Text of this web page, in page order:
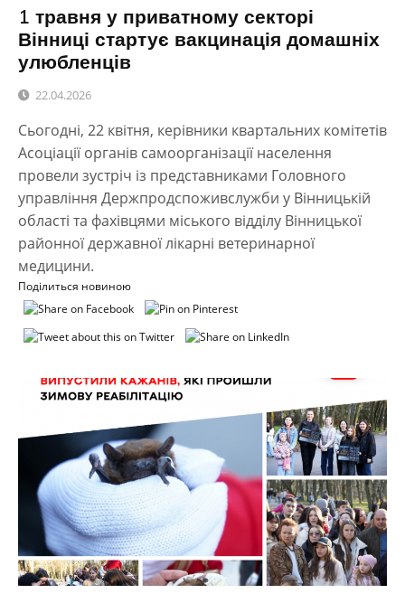
1 травня у приватному секторі
Вінниці стартує вакцинація домашніх
улюбленців
22.04.2026
Сьогодні, 22 квітня, керівники квартальних комітетів
Асоціації органів самоорганізації населення
провели зустріч із представниками Головного
управління Держпродспоживслужби у Вінницькій
області та фахівцями міського відділу Вінницької
районної державної лікарні ветеринарної
медицини.
Поділиться новиною